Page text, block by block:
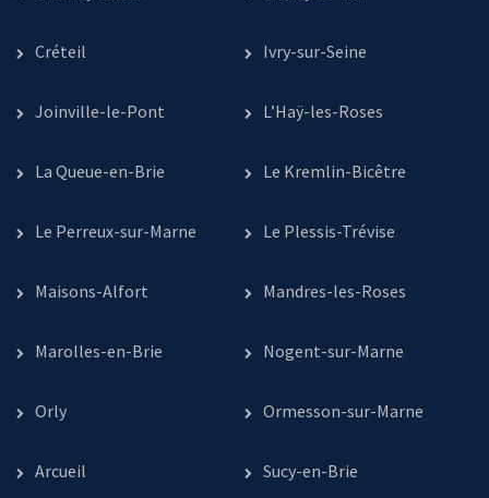
Créteil Ivry-sur-Seine
Joinville-le-Pont L’Haÿ-les-Roses
La Queue-en-Brie Le Kremlin-Bicêtre
Le Perreux-sur-Marne Le Plessis-Trévise
Maisons-Alfort Mandres-les-Roses
Marolles-en-Brie Nogent-sur-Marne
Orly Ormesson-sur-Marne
Arcueil Sucy-en-Brie